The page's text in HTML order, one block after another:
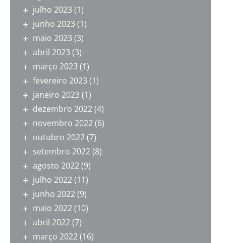
julho 2023 (1)
junho 2023 (1)
maio 2023 (3)
abril 2023 (3)
março 2023 (1)
fevereiro 2023 (1)
janeiro 2023 (1)
dezembro 2022(4)
novembro 2022(6)
outubro 2022(7)
setembro 2022(8)
agosto 2022(9)
julho 2022(11)
junho 2022(9)
maio 2022(10)
abril 2022(7)
março 2022(16)